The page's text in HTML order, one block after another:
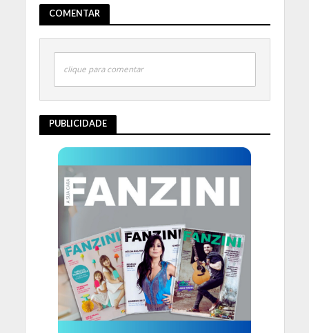
COMENTAR
clique para comentar
PUBLICIDADE